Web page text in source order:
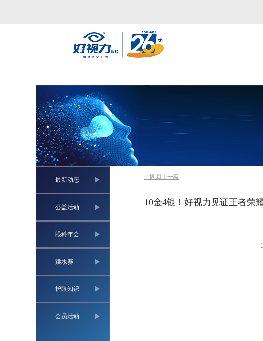
最新动态
公益活动
眼科年会
跳水赛
护眼知识
会员活动
< 返回上一级
10金4银！好视力见证王者荣耀